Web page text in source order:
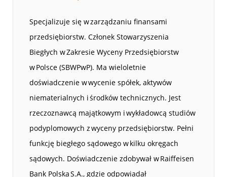
Specjalizuje się w zarządzaniu finansami
przedsiębiorstw. Członek Stowarzyszenia
Biegłych w Zakresie Wyceny Przedsiębiorstw
w Polsce (SBWPwP). Ma wieloletnie
doświadczenie w wycenie spółek, aktywów
niematerialnych i środków technicznych. Jest
rzeczoznawcą majątkowym i wykładowcą studiów
podyplomowych z wyceny przedsiębiorstw. Pełni
funkcję biegłego sądowego w kilku okręgach
sądowych. Doświadczenie zdobywał w Raiffeisen
Bank Polska S.A., gdzie odpowiadał